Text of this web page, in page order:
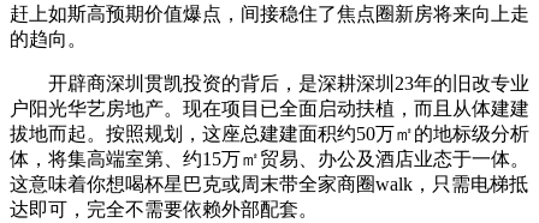
赶上如斯高预期价值爆点，间接稳住了焦点圈新房将来向上走
的趋向。
开辟商深圳贯凯投资的背后，是深耕深圳23年的旧改专业
户阳光华艺房地产。现在项目已全面启动扶植，而且从体建建
拔地而起。按照规划，这座总建建面积约50万㎡的地标级分析
体，将集高端室第、约15万㎡贸易、办公及酒店业态于一体。
这意味着你想喝杯星巴克或周末带全家商圈walk，只需电梯抵
达即可，完全不需要依赖外部配套。